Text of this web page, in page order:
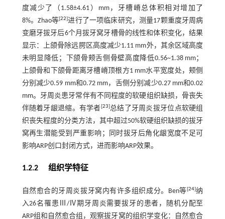
度减少了（1.58±4.61）mm，牙槽嵴总体积相对增加了
8%。Zhao等[22]进行了一项临床研究，测量17颗重度牙周病
变磨牙拔牙后6个月拔牙窝牙槽骨的线性和体积变化，结果
显示：上颌骨除远腭区高度减少1.11 mm外，其余区域高度
未明显降低；下颌骨颊舌侧骨壁高度降低0.56~1.38 mm；
上颌骨和下颌骨距离牙槽嵴顶根方1 mm水平宽度处，颊侧
分别减少0.59 mm和0.72 mm，舌侧分别减少0.27 mm和0.02
mm。牙周炎患牙常伴有不同程度的软硬组织缺损，骨丧失
伴随着牙龈退缩。有学者[23]总结了牙周炎拔牙位点软硬组
织丧失程度的分类方法，其中超过50%软硬组织缺损的拔牙
窝再生潜能受到严重影响；同时拔牙后角化龈宽度不足可
影响ARP创口封闭方式，进而影响ARP效果。
1.2.2 组织学特征
自然愈合的牙周炎拔牙窝内有许多组织成分。Ben等[24]纳
入26名罹患Ⅲ/Ⅳ期牙周炎需要拔牙的患者，随机分配至
ARP组和自然愈合组，观察拔牙窝的组织学变化：自然愈合